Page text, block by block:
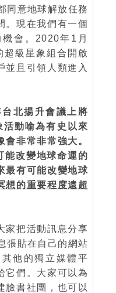
同意地球解放任務
。現在我們有一個
會。2020年1月
超級星象組合開啟
並且引領人類進入
北揚升會議上將
動喻為有史以來
非常非常強大。
能改變地球命運的
最有可能改變地球
想的重要程度遠超
家把活動訊息分享
張貼在自己的網站
他的獨立媒體平
它們。大家可以為
臉書社團，也可以